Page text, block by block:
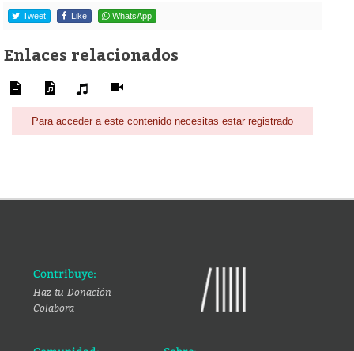
Tweet Like WhatsApp
Enlaces relacionados
Para acceder a este contenido necesitas estar registrado
Contribuye:
Haz tu Donación
Colabora